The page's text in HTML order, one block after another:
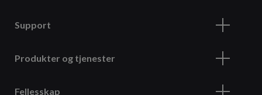
Support
Produkter og tjenester
Fellesskap